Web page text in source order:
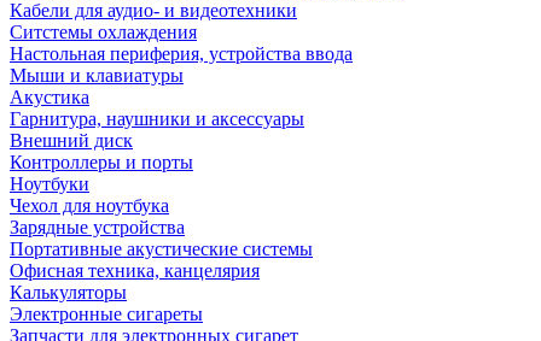
Кабели для аудио- и видеотехники
Ситстемы охлаждения
Настольная периферия, устройства ввода
Мыши и клавиатуры
Акустика
Гарнитура, наушники и аксессуары
Внешний диск
Контроллеры и порты
Ноутбуки
Чехол для ноутбука
Зарядные устройства
Портативные акустические системы
Офисная техника, канцелярия
Калькуляторы
Электронные сигареты
Запчасти для электронных сигарет